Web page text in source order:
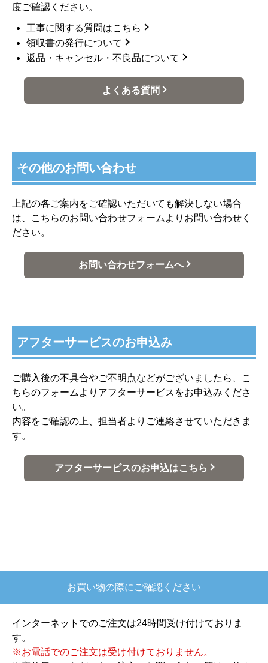
度ご確認ください。
工事に関する質問はこちら
領収書の発行について
返品・キャンセル・不良品について
よくある質問
その他のお問い合わせ
上記の各ご案内をご確認いただいても解決しない場合
は、こちらのお問い合わせフォームよりお問い合わせく
ださい。
お問い合わせフォームへ
アフターサービスのお申込み
ご購入後の不具合やご不明点などがございましたら、こ
ちらのフォームよりアフターサービスをお申込みくださ
い。
内容をご確認の上、担当者よりご連絡させていただきま
す。
アフターサービスのお申込はこちら
お買い物の際にご確認ください
インターネットでのご注文は24時間受け付けておりま
す。
※お電話でのご注文は受け付けておりません。